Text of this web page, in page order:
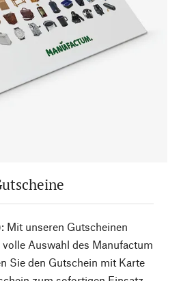
Mit unseren Gutscheinen
Auswahl des Manufactum
Sie den Gutschein mit Karte